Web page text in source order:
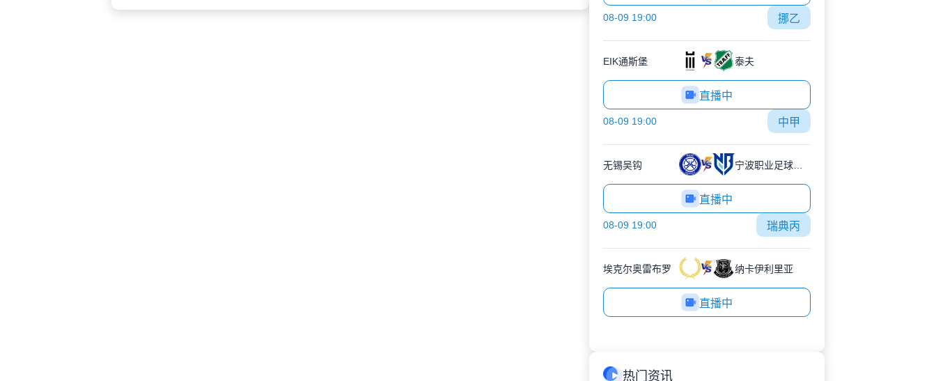
08-09 19:00 挪乙
EIK通斯堡 泰夫
直播中
08-09 19:00 中甲
无锡吴钩 宁波职业足球俱乐部
直播中
08-09 19:00 瑞典丙
埃克尔奥雷布罗 纳卡伊利里亚
直播中
热门资讯